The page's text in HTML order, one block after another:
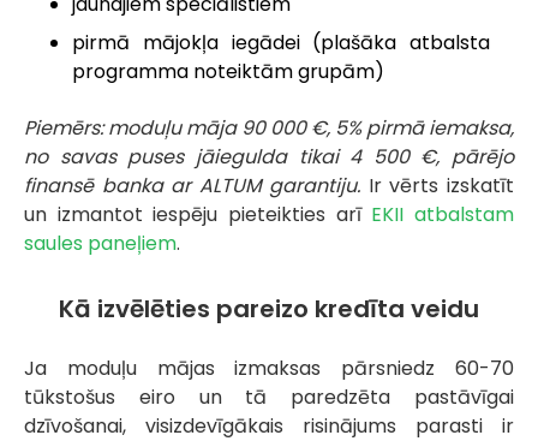
pirmā mājokļa iegādei (plašāka atbalsta
programma noteiktām grupām)
Piemērs: moduļu māja 90 000 €, 5% pirmā iemaksa,
no savas puses jāiegulda tikai 4 500 €, pārējo
finansē banka ar ALTUM garantiju. Ir vērts izskatīt
un izmantot iespēju pieteikties arī EKII atbalstam
saules paneļiem.
Kā izvēlēties pareizo kredīta veidu
Ja moduļu mājas izmaksas pārsniedz 60-70
tūkstošus eiro un tā paredzēta pastāvīgai
dzīvošanai, visizdevīgākais risinājums parasti ir